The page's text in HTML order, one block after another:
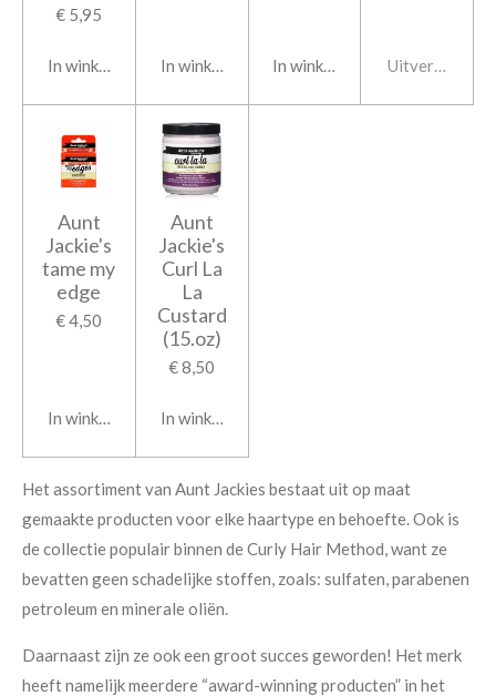
€ 5,95
In winkelwagen In winkelwagen In winkelwagen Uitverkocht
Aunt
Jackie's
tame my
edge
€ 4,50
In winkelwagen
Aunt
Jackie's
Curl La
La
Custard
(15.oz)
€ 8,50
In winkelwagen
Het assortiment van Aunt Jackies bestaat uit op maat
gemaakte producten voor elke haartype en behoefte. Ook is
de collectie populair binnen de Curly Hair Method, want ze
bevatten geen schadelijke stoffen, zoals: sulfaten, parabenen
petroleum en minerale oliën.
Daarnaast zijn ze ook een groot succes geworden! Het merk
heeft namelijk meerdere “award-winning producten” in het